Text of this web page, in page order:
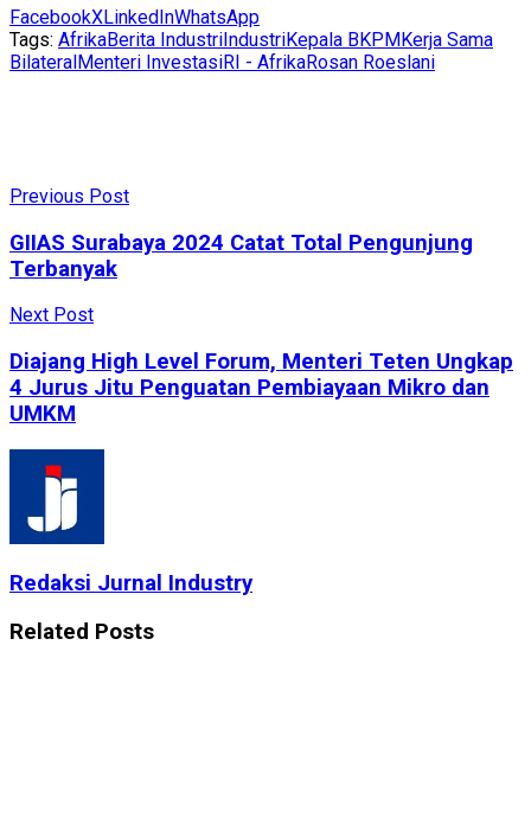
FacebookXLinkedInWhatsApp
Tags: AfrikaBerita IndustriIndustriKepala BKPMKerja Sama
BilateralMenteri InvestasiRI - AfrikaRosan Roeslani
Previous Post
GIIAS Surabaya 2024 Catat Total Pengunjung
Terbanyak
Next Post
Diajang High Level Forum, Menteri Teten Ungkap
4 Jurus Jitu Penguatan Pembiayaan Mikro dan
UMKM
Redaksi Jurnal Industry
Related Posts